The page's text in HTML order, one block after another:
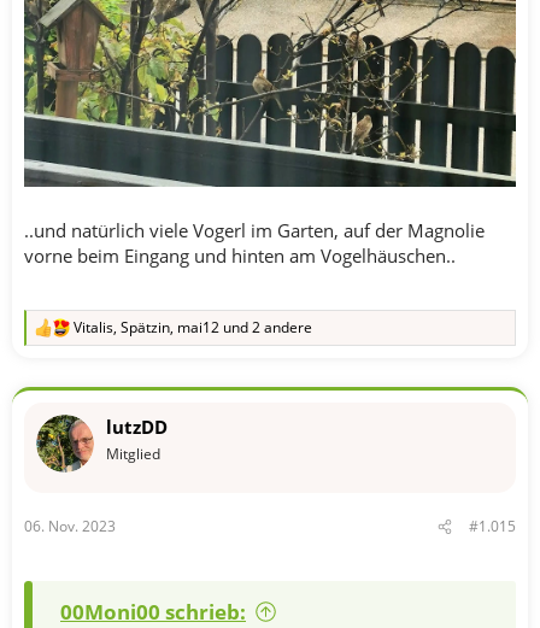
..und natürlich viele Vogerl im Garten, auf der Magnolie
vorne beim Eingang und hinten am Vogelhäuschen..
R
k
o
:
Vitalis, Spätzin, mai12 und 2 andere
lutzDD
Mitglied
06. Nov. 2023 #1.015
00Moni00 schrieb: